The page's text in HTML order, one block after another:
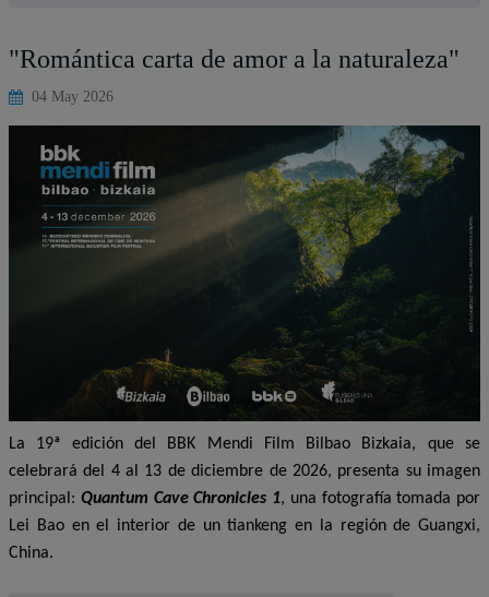
"Romántica carta de amor a la naturaleza"
04 May 2026
La 19ª edición del BBK Mendi Film Bilbao Bizkaia, que se
celebrará del 4 al 13 de diciembre de 2026, presenta su imagen
principal: Quantum Cave Chronicles 1, una fotografía tomada por
Lei Bao en el interior de un tiankeng en la región de Guangxi,
China.